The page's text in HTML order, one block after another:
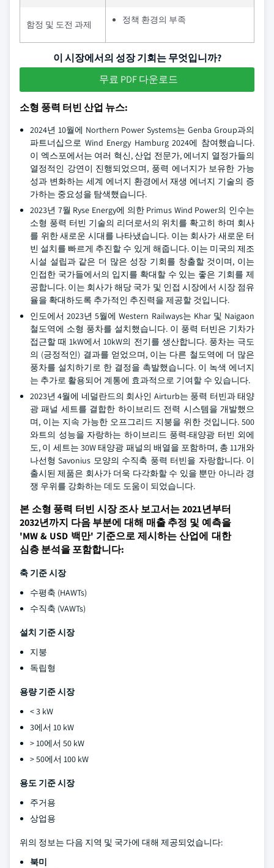
함정 및 도전 과제 정책 환경의 부족
이 시장에서의 성장 기회는 무엇입니까?
무료 PDF 다운로드
소형 풍력 터빈 산업 뉴스:
2024년 10월에 Northern Power Systems는 Genba Group과의
파트너십으로 Wind Energy Hamburg 2024에 참여했습니다.
이 엑스포에서는 여러 혁신, 산업 전문가, 에너지 열정가들의
열정적인 강연이 진행되었으며, 풍력 에너지가 보유한 가능
성과 변화하는 세계 에너지 환경에서 재생 에너지 기술의 증
가하는 중요성을 탐색했습니다.
2023년 7월 Ryse Energy에 의한 Primus Wind Power의 인수는
소형 풍력 터빈 기술의 리더로서의 위치를 확고히 하며 회사
를 위한 새로운 시대를 나타냈습니다. 이는 회사가 새로운 터
빈 설치를 빠르게 추진할 수 있게 해줍니다. 이는 미국의 제조
시설 설립과 같은 더 많은 성장 기회를 창출할 것이며, 이는
인접한 국가들에서의 입지를 확대할 수 있는 좋은 기회를 제
공합니다. 이는 회사가 해당 국가 및 인접 시장에서 시장 점유
율을 확대하도록 추가적인 추진력을 제공할 것입니다.
인도에서 2023년 5월에 Western Railways는 Khar 및 Naigaon
철도역에 소형 풍차를 설치했습니다. 이 풍력 터빈은 기차가
접근할 때 1kW에서 10kW의 전기를 생산합니다. 풍차는 극도
의 (긍정적인) 결과를 얻었으며, 이는 다른 철도역에 더 많은
풍차를 설치하기로 한 결정을 촉발했습니다. 이 녹색 에너지
는 추가로 활용되어 계통에 효과적으로 기여할 수 있습니다.
2023년 4월에 네덜란드의 회사인 Airturb는 풍력 터빈과 태양
광 패널 세트를 결합한 하이브리드 전력 시스템을 개발했으
며, 이는 지속 가능한 오프그리드 지붕을 위한 것입니다. 500
와트의 성능을 자랑하는 하이브리드 풍력-태양광 터빈 외에
도, 이 세트는 30W 태양광 패널의 배열을 포함하며, 총 11개와
나선형 Savonius 모양의 수직축 풍력 터빈을 자랑합니다. 이
출시된 제품은 회사가 더욱 다각화할 수 있을 뿐만 아니라 경
쟁 우위를 강화하는 데도 도움이 되었습니다.
본 소형 풍력 터빈 시장 조사 보고서는 2021년부터
2032년까지 다음 부분에 대해 매출 추정 및 예측을
'MW & USD 백만' 기준으로 제시하는 산업에 대한
심층 분석을 포함합니다:
축 기준 시장
수평축 (HAWTs)
수직축 (VAWTs)
설치 기준 시장
지붕
독립형
용량 기준 시장
< 3 kW
3에서 10 kW
> 10에서 50 kW
> 50에서 100 kW
용도 기준 시장
주거용
상업용
위의 정보는 다음 지역 및 국가에 대해 제공되었습니다:
북미